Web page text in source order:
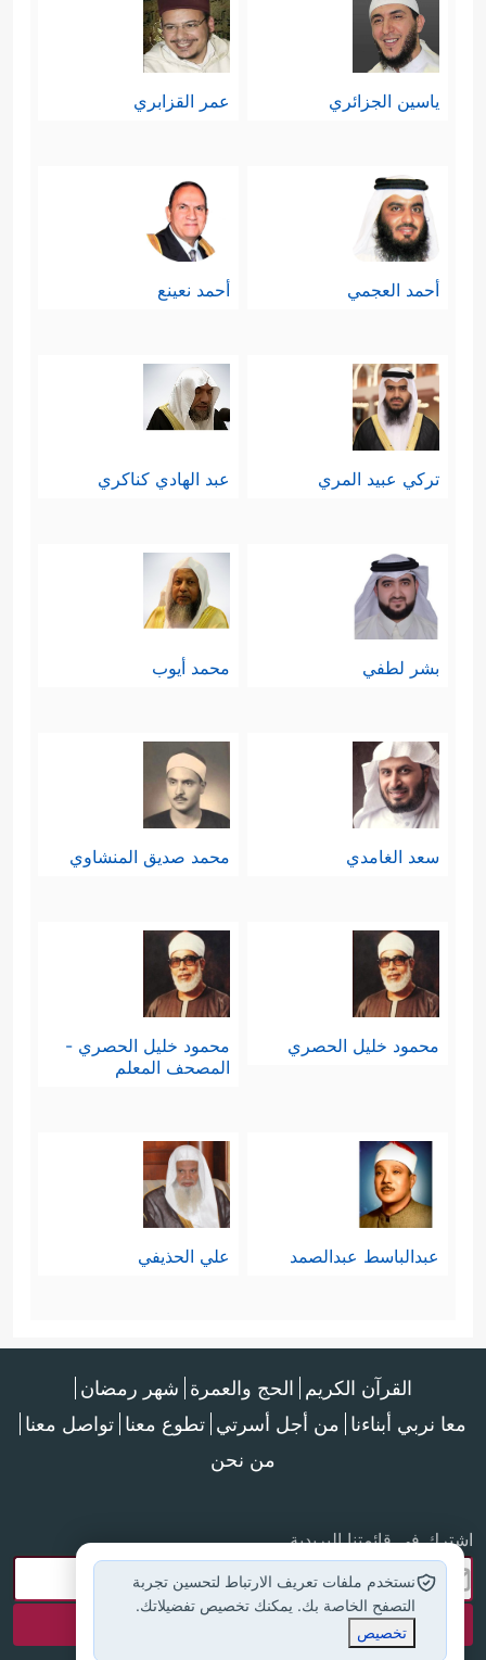
ياسين الجزائري عمر القزابري
أحمد العجمي أحمد نعينع
تركي عبيد المري عبد الهادي كناكري
بشر لطفي محمد أيوب
سعد الغامدي محمد صديق المنشاوي
محمود خليل الحصري
محمود خليل الحصري -
المصحف المعلم
عبدالباسط عبدالصمد علي الحذيفي
القرآن الكريم الحج والعمرة شهر رمضان
معا نربي أبناءنا من أجل أسرتي تطوع معنا تواصل معنا
من نحن
اشترك في قائمتنا البريدية
نستخدم ملفات تعريف الارتباط لتحسين تجربة
التصفح الخاصة بك. يمكنك تخصيص تفضيلاتك.
تخصيص